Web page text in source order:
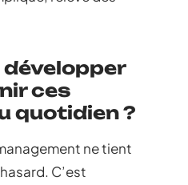
ces
quotidien ?
ne tient
C’est